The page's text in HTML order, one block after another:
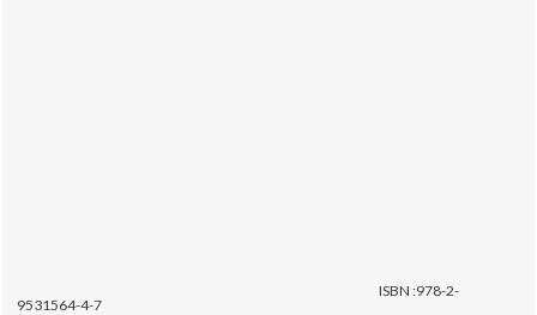
ISBN :978-2-
9531564-4-7